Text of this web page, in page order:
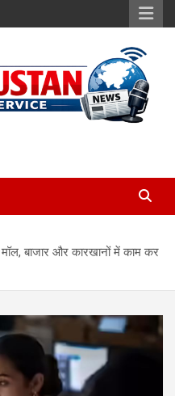
बाजार और कारखानों में काम कर